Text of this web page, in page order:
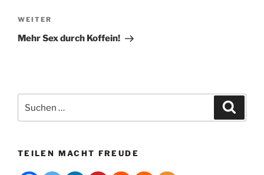
a
t
:
Nächster
Beitrag
WEITER
Mehr Sex durch Koffein!
nach:
TEILEN MACHT FREUDE